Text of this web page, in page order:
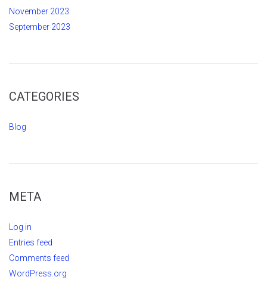
November 2023
September 2023
CATEGORIES
Blog
META
Log in
Entries feed
Comments feed
WordPress.org